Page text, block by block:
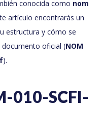
conocida como nom
artículo encontrarás un
estructura y cómo se
documento oficial (NOM
).
010-SCFI-